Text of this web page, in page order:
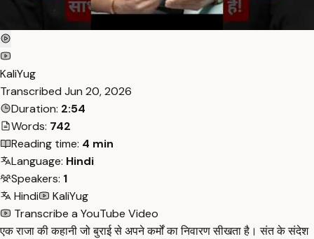
KaliYug
Transcribed Jun 20, 2026
Duration: 2:54
Words: 742
Reading time: 4 min
Language: Hindi
Speakers: 1
Hindi
KaliYug
Transcribe a YouTube Video
एक राजा की कहानी जो बुराई से अपने कर्मों का निवारण सीखता है। संत के संदेश